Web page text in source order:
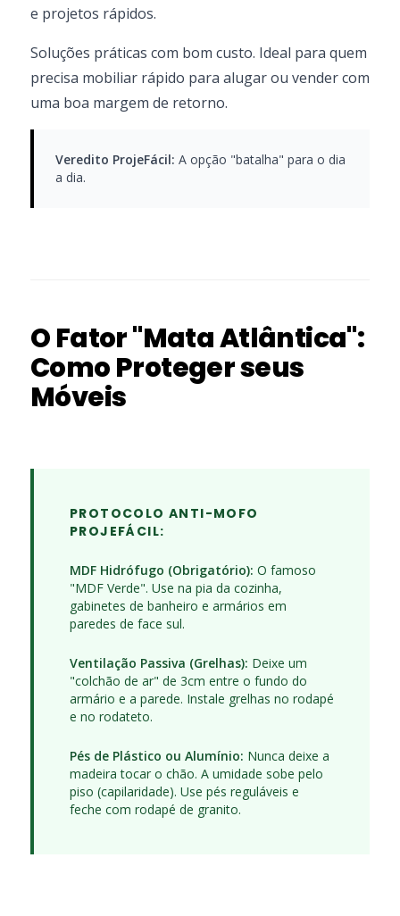
e projetos rápidos.
Soluções práticas com bom custo. Ideal para quem
precisa mobiliar rápido para alugar ou vender com
uma boa margem de retorno.
Veredito ProjeFácil: A opção "batalha" para o dia
a dia.
O Fator "Mata Atlântica":
Como Proteger seus
Móveis
PROTOCOLO ANTI-MOFO
PROJEFÁCIL:
MDF Hidrófugo (Obrigatório): O famoso
"MDF Verde". Use na pia da cozinha,
gabinetes de banheiro e armários em
paredes de face sul.
Ventilação Passiva (Grelhas): Deixe um
"colchão de ar" de 3cm entre o fundo do
armário e a parede. Instale grelhas no rodapé
e no rodateto.
Pés de Plástico ou Alumínio: Nunca deixe a
madeira tocar o chão. A umidade sobe pelo
piso (capilaridade). Use pés reguláveis e
feche com rodapé de granito.